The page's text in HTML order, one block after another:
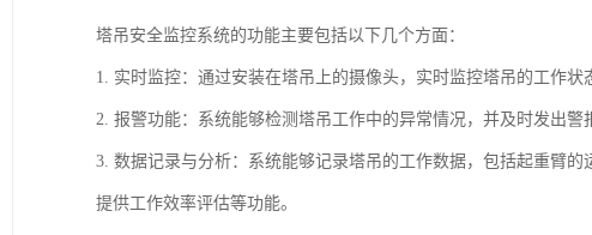
塔吊安全监控系统的功能主要包括以下几个方面：
1. 实时监控：通过安装在塔吊上的摄像头，实时监控塔吊的工作状
2. 报警功能：系统能够检测塔吊工作中的异常情况，并及时发出警
3. 数据记录与分析：系统能够记录塔吊的工作数据，包括起重臂
提供工作效率评估等功能。